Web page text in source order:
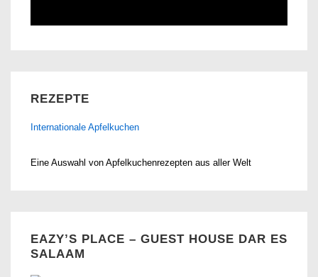
REZEPTE
Internationale Apfelkuchen
Eine Auswahl von Apfelkuchenrezepten aus aller Welt
EAZY’S PLACE – GUEST HOUSE DAR ES
SALAAM